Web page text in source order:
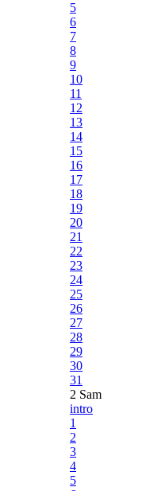
5
6
7
8
9
10
11
12
13
14
15
16
17
18
19
20
21
22
23
24
25
26
27
28
29
30
31
2 Sam
intro
1
2
3
4
5